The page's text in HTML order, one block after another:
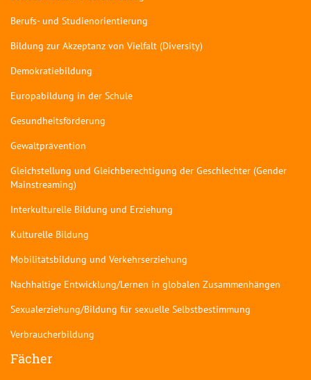
Berufs- und Studienorientierung
Bildung zur Akzeptanz von Vielfalt (Diversity)
Demokratiebildung
Europabildung in der Schule
Gesundheitsförderung
Gewaltprävention
Gleichstellung und Gleichberechtigung der Geschlechter (Gender
Mainstreaming)
Interkulturelle Bildung und Erziehung
Kulturelle Bildung
Mobilitätsbildung und Verkehrserziehung
Nachhaltige Entwicklung/Lernen in globalen Zusammenhängen
Sexualerziehung/Bildung für sexuelle Selbstbestimmung
Verbraucherbildung
Fächer